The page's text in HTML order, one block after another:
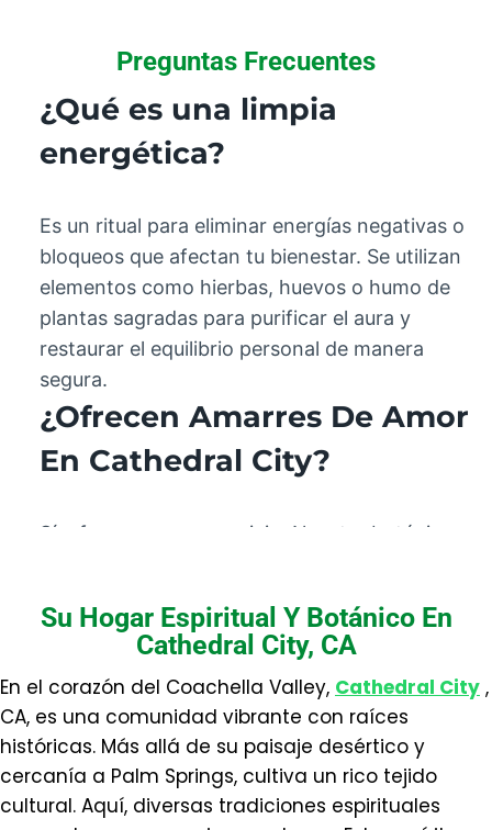
Preguntas Frecuentes
¿Qué es una limpia
energética?
Es un ritual para eliminar energías negativas o
bloqueos que afectan tu bienestar. Se utilizan
elementos como hierbas, huevos o humo de
plantas sagradas para purificar el aura y
restaurar el equilibrio personal de manera
segura.
¿Ofrecen Amarres De Amor
En Cathedral City?
Sí, ofrecemos ese servicio. Nuestra botánica
enfocándonos en abrir caminos y reconectar
energías de forma responsable.
¿Cómo elijo un amuleto
para mí?
La elección depende de tu intención y energía
Su Hogar Espiritual Y Botánico En
Cathedral City, CA
En el corazón del Coachella Valley, Cathedral City ,
CA, es una comunidad vibrante con raíces
históricas. Más allá de su paisaje desértico y
cercanía a Palm Springs, cultiva un rico tejido
cultural. Aquí, diversas tradiciones espirituales